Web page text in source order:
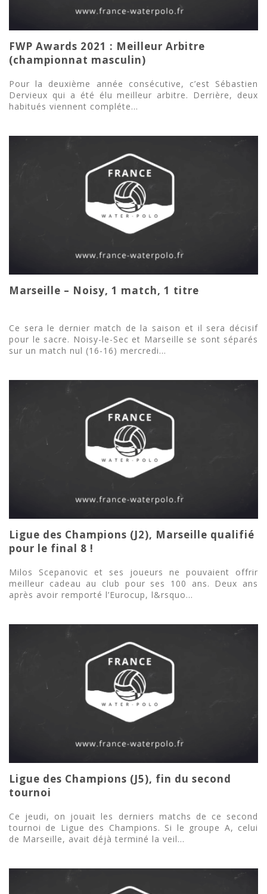
FWP Awards 2021 : Meilleur Arbitre
(championnat masculin)
Pour la deuxième année consécutive, c’est Sébastien
Dervieux qui a été élu meilleur arbitre. Derrière, deux
habitués viennent compléte...
Marseille – Noisy, 1 match, 1 titre
Ce sera le dernier match de la saison et il sera décisif
pour le sacre. Noisy-le-Sec et Marseille se sont séparés
sur un match nul (16-16) mercredi...
Ligue des Champions (J2), Marseille qualifié
pour le final 8 !
Milos Scepanovic et ses joueurs ne pouvaient offrir
meilleur cadeau au club pour ses 100 ans. Deux ans
après avoir remporté l’Eurocup, l&rsquo...
Ligue des Champions (J5), fin du second
tournoi
Ce jeudi, on jouait les derniers matchs de ce second
tournoi de Ligue des Champions. Si le groupe A, celui
de Marseille, avait déjà terminé la veil...